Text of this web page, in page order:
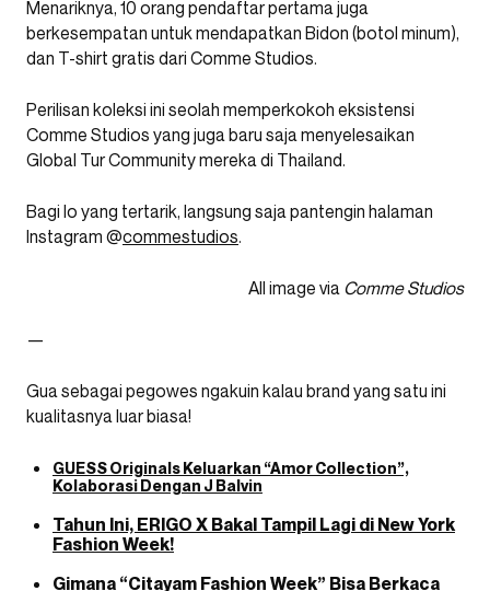
Menariknya, 10 orang pendaftar pertama juga
berkesempatan untuk mendapatkan Bidon (botol minum),
dan T-shirt gratis dari Comme Studios.
Perilisan koleksi ini seolah memperkokoh eksistensi
Comme Studios yang juga baru saja menyelesaikan
Global Tur Community mereka di Thailand.
Bagi lo yang tertarik, langsung saja pantengin halaman
Instagram @commestudios.
All image via Comme Studios
—
Gua sebagai pegowes ngakuin kalau brand yang satu ini
kualitasnya luar biasa!
GUESS Originals Keluarkan “Amor Collection”,
Kolaborasi Dengan J Balvin
Tahun Ini, ERIGO X Bakal Tampil Lagi di New York
Fashion Week!
Gimana “Citayam Fashion Week” Bisa Berkaca